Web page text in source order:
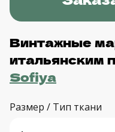
Винтажные
итальянским
Sofiya
Размер / Тип ткани